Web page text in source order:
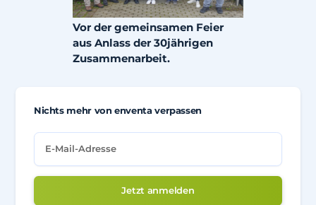
Vor der gemeinsamen Feier
aus Anlass der 30jährigen
Zusammenarbeit.
Nichts mehr von enventa verpassen
Jetzt anmelden